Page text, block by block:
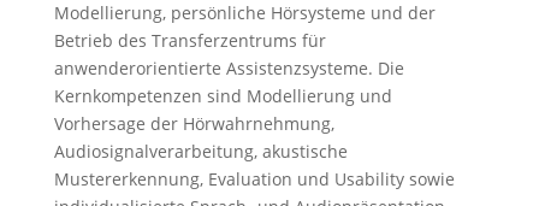
Modellierung, persönliche Hörsysteme und der
Betrieb des Transferzentrums für
anwenderorientierte Assistenzsysteme. Die
Kernkompetenzen sind Modellierung und
Vorhersage der Hörwahrnehmung,
Audiosignalverarbeitung, akustische
Mustererkennung, Evaluation und Usability sowie